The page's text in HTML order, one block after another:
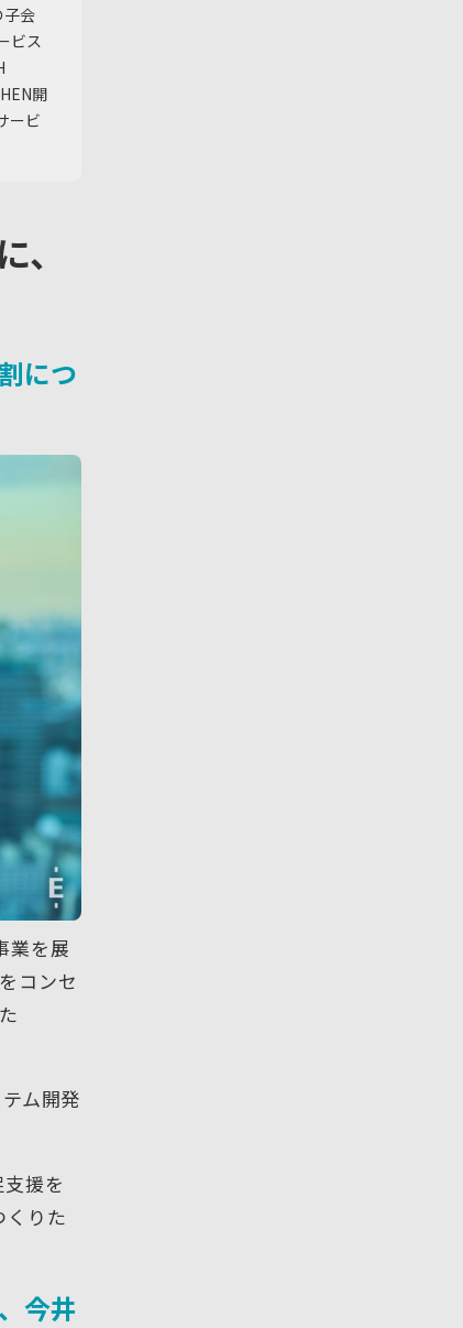
子会
ビス
開
ービ
につ
業を展
コンセ
ム開発
援を
りた
今井